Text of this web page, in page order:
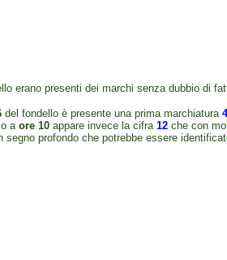
erano presenti dei marchi senza dubbio di
del fondello è presente una prima marchiatura
a ore 10 appare invece la cifra 12 che con
segno profondo che potrebbe essere